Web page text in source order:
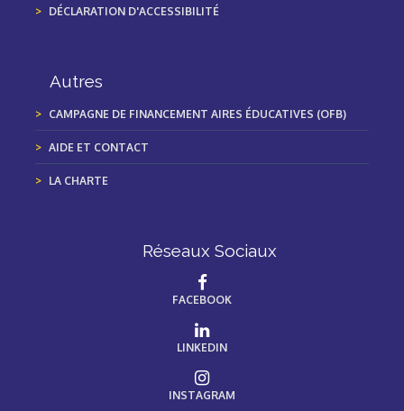
DÉCLARATION D'ACCESSIBILITÉ
Autres
CAMPAGNE DE FINANCEMENT AIRES ÉDUCATIVES (OFB)
AIDE ET CONTACT
LA CHARTE
Réseaux Sociaux
FACEBOOK
LINKEDIN
INSTAGRAM